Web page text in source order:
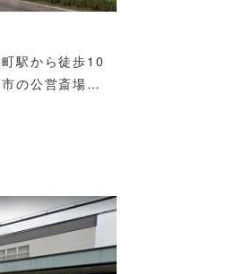
駅から徒歩10
の公営斎場…